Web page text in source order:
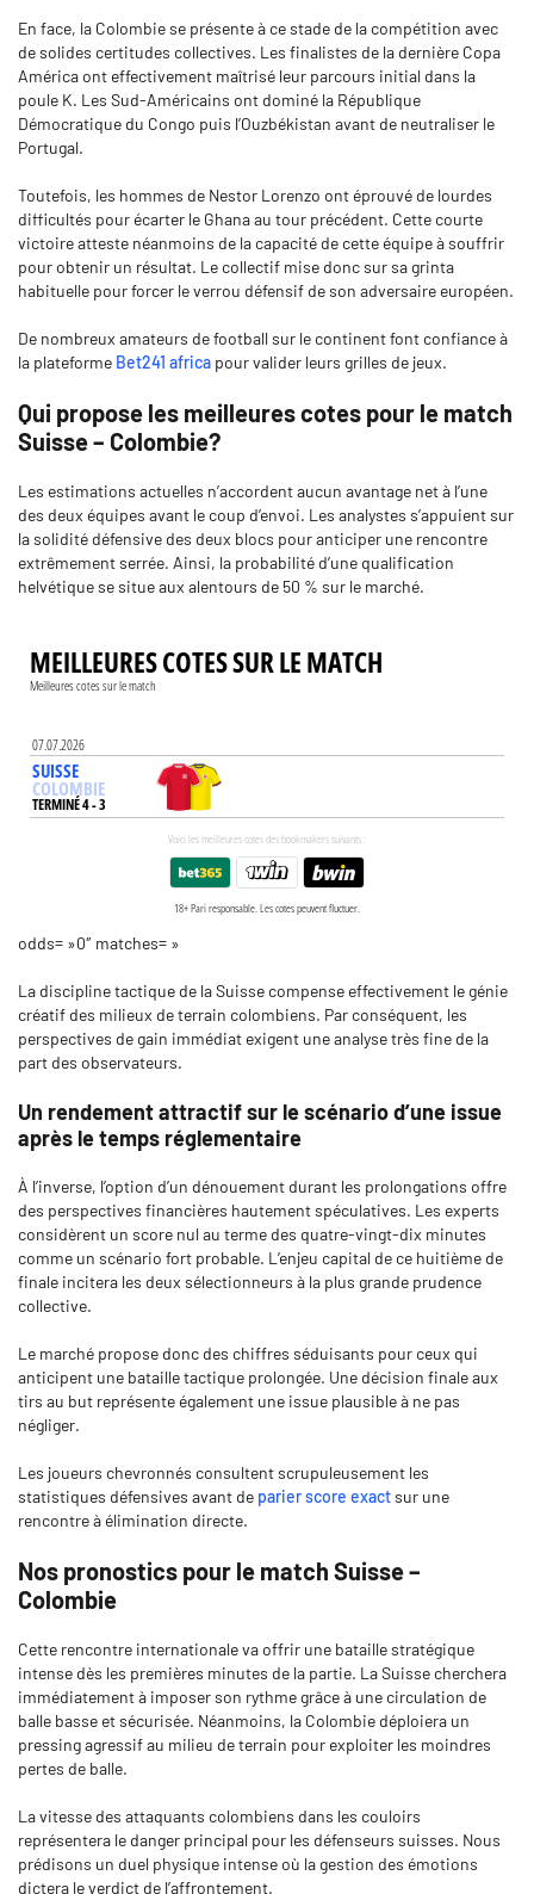
En face, la Colombie se présente à ce stade de la compétition avec
de solides certitudes collectives. Les finalistes de la dernière Copa
América ont effectivement maîtrisé leur parcours initial dans la
poule K. Les Sud-Américains ont dominé la République
Démocratique du Congo puis l’Ouzbékistan avant de neutraliser le
Portugal.
Toutefois, les hommes de Nestor Lorenzo ont éprouvé de lourdes
difficultés pour écarter le Ghana au tour précédent. Cette courte
victoire atteste néanmoins de la capacité de cette équipe à souffrir
pour obtenir un résultat. Le collectif mise donc sur sa grinta
habituelle pour forcer le verrou défensif de son adversaire européen.
De nombreux amateurs de football sur le continent font confiance à
la plateforme Bet241 africa pour valider leurs grilles de jeux.
Qui propose les meilleures cotes pour le match
Suisse – Colombie?
Les estimations actuelles n’accordent aucun avantage net à l’une
des deux équipes avant le coup d’envoi. Les analystes s’appuient sur
la solidité défensive des deux blocs pour anticiper une rencontre
extrêmement serrée. Ainsi, la probabilité d’une qualification
helvétique se situe aux alentours de 50 % sur le marché.
odds= »0″ matches= »
La discipline tactique de la Suisse compense effectivement le génie
créatif des milieux de terrain colombiens. Par conséquent, les
perspectives de gain immédiat exigent une analyse très fine de la
part des observateurs.
Un rendement attractif sur le scénario d’une issue
après le temps réglementaire
À l’inverse, l’option d’un dénouement durant les prolongations offre
des perspectives financières hautement spéculatives. Les experts
considèrent un score nul au terme des quatre-vingt-dix minutes
comme un scénario fort probable. L’enjeu capital de ce huitième de
finale incitera les deux sélectionneurs à la plus grande prudence
collective.
Le marché propose donc des chiffres séduisants pour ceux qui
anticipent une bataille tactique prolongée. Une décision finale aux
tirs au but représente également une issue plausible à ne pas
négliger.
Les joueurs chevronnés consultent scrupuleusement les
statistiques défensives avant de parier score exactsur une
rencontre à élimination directe.
Nos pronostics pour le match Suisse –
Colombie
Cette rencontre internationale va offrir une bataille stratégique
intense dès les premières minutes de la partie. La Suisse cherchera
immédiatement à imposer son rythme grâce à une circulation de
balle basse et sécurisée. Néanmoins, la Colombie déploiera un
pressing agressif au milieu de terrain pour exploiter les moindres
pertes de balle.
La vitesse des attaquants colombiens dans les couloirs
représentera le danger principal pour les défenseurs suisses. Nous
prédisons un duel physique intense où la gestion des émotions
dictera le verdict de l’affrontement.